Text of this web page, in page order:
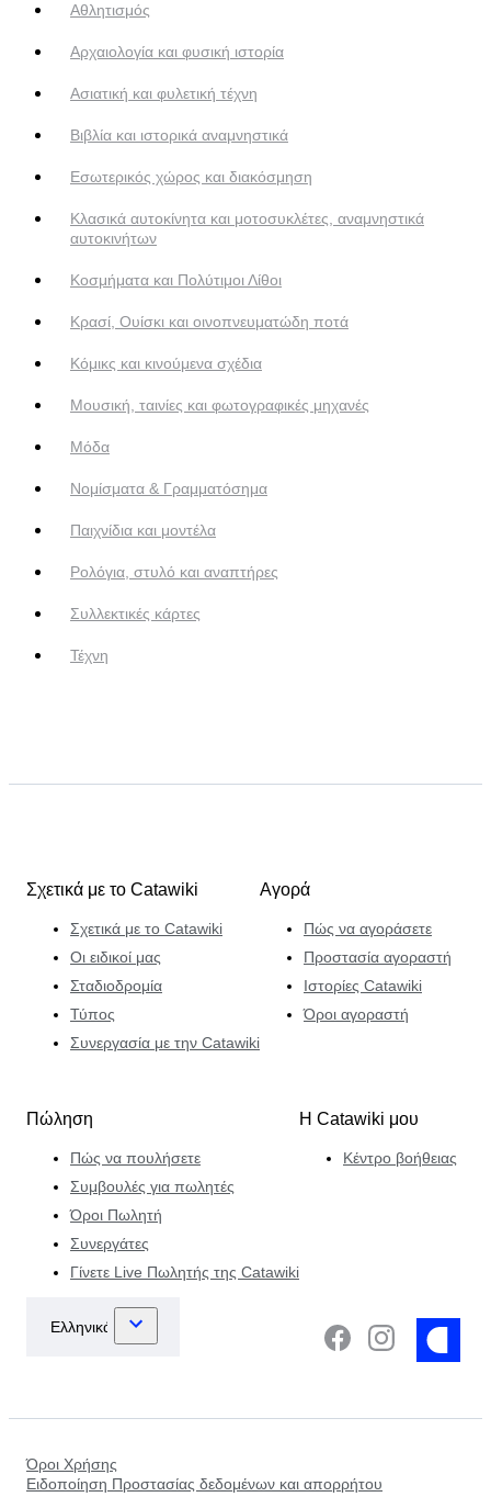
Αθλητισμός
Αρχαιολογία και φυσική ιστορία
Ασιατική και φυλετική τέχνη
Βιβλία και ιστορικά αναμνηστικά
Εσωτερικός χώρος και διακόσμηση
Κλασικά αυτοκίνητα και μοτοσυκλέτες, αναμνηστικά
αυτοκινήτων
Κοσμήματα και Πολύτιμοι Λίθοι
Κρασί, Ουίσκι και οινοπνευματώδη ποτά
Κόμικς και κινούμενα σχέδια
Μουσική, ταινίες και φωτογραφικές μηχανές
Μόδα
Νομίσματα & Γραμματόσημα
Παιχνίδια και μοντέλα
Ρολόγια, στυλό και αναπτήρες
Συλλεκτικές κάρτες
Τέχνη
Σχετικά με το Catawiki
Σχετικά με το Catawiki
Οι ειδικοί μας
Σταδιοδρομία
Τύπος
Συνεργασία με την Catawiki
Αγορά
Πώς να αγοράσετε
Προστασία αγοραστή
Ιστορίες Catawiki
Όροι αγοραστή
Πώληση
Πώς να πουλήσετε
Συμβουλές για πωλητές
Όροι Πωλητή
Συνεργάτες
Γίνετε Live Πωλητής της Catawiki
Η Catawiki μου
Κέντρο βοήθειας
Όροι Χρήσης
Ειδοποίηση Προστασίας δεδομένων και απορρήτου